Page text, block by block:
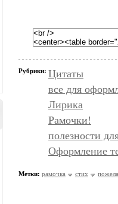
Рубрики: Цитаты
все для
Лирика
Рамочки!
полезности
Оформление
Метки: рамочка стих